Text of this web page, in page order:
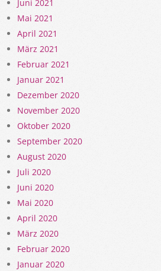
Juni 2021
Mai 2021
April 2021
März 2021
Februar 2021
Januar 2021
Dezember 2020
November 2020
Oktober 2020
September 2020
August 2020
Juli 2020
Juni 2020
Mai 2020
April 2020
März 2020
Februar 2020
Januar 2020